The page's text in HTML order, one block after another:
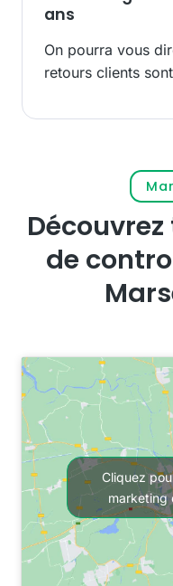
ans
On pourra vous
retours clients
de
Cliquez
marketing